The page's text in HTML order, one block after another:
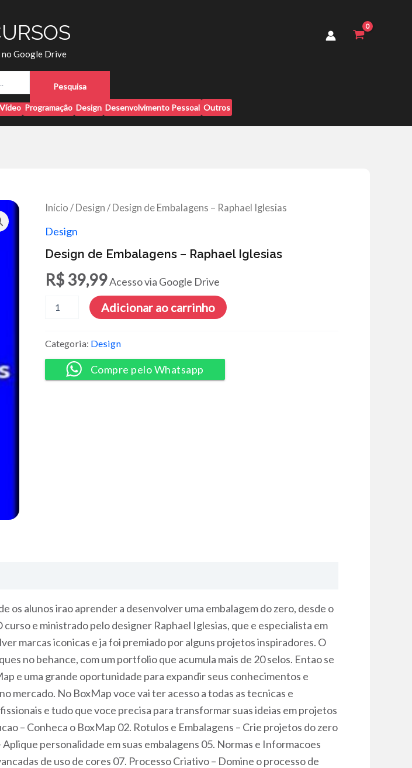
no Google Drive
q
Pesquisa
Programação Design Desenvolvimento Pessoal Outros
Início / Design / Design de Embalagens – Raphael Iglesias
Design
Design de Embalagens – Raphael Iglesias
R$39,99Acesso via Google Drive
Raphael
Iglesias
quantidade
Adicionar ao carrinho
Categoria: Design
Compre pelo Whatsapp
os alunos irao aprender a desenvolver uma embalagem do zero, desde o
e ministrado pelo designer Raphael Iglesias, que e especialista em
marcas iconicas e ja foi premiado por alguns projetos inspiradores. O
no behance, com um portfolio que acumula mais de 20 selos. Entao se
e uma grande oportunidade para expandir seus conhecimentos e
mercado. No BoxMap voce vai ter acesso a todas as tecnicas e
e tudo que voce precisa para transformar suas ideias em projetos
– Conheca o BoxMap 02. Rotulos e Embalagens – Crie projetos do zero
personalidade em suas embalagens 05. Normas e Informacoes
de uso de cores 07. Processo Criativo – Domine o processo de